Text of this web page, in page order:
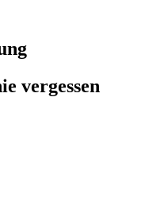
vergessen